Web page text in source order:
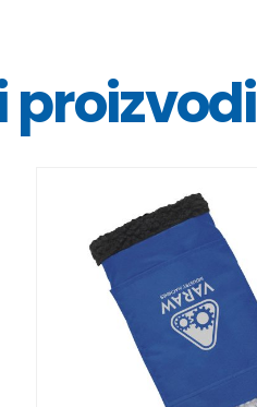
proizvodi
DETALJI